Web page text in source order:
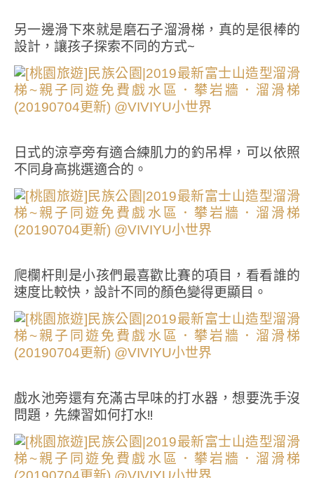
另一邊滑下來就是磨石子溜滑梯，真的是很棒的
設計，讓孩子探索不同的方式~
日式的涼亭旁有適合練肌力的釣吊桿，可以依照
不同身高挑選適合的。
爬欄杆則是小孩們最喜歡比賽的項目，看看誰的
速度比較快，設計不同的顏色變得更顯目。
戲水池旁還有充滿古早味的打水器，想要洗手沒
問題，先練習如何打水!!